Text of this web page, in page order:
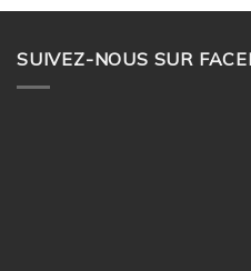
SUIVEZ-NOUS SUR